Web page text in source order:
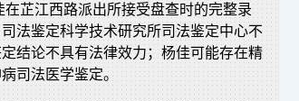
芷江西路派出所接受盘查时的完整录
法鉴定科学技术研究所司法鉴定中心不
结论不具有法律效力；杨佳可能存在精
司法医学鉴定。